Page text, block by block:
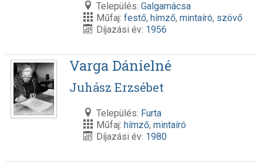
Település: Galgamácsa
Műfaj: festő, hímző, mintaíró, szövő
Díjazási év: 1956
Varga Dánielné
Juhász Erzsébet
Település: Furta
Műfaj: hímző, mintaíró
Díjazási év: 1980